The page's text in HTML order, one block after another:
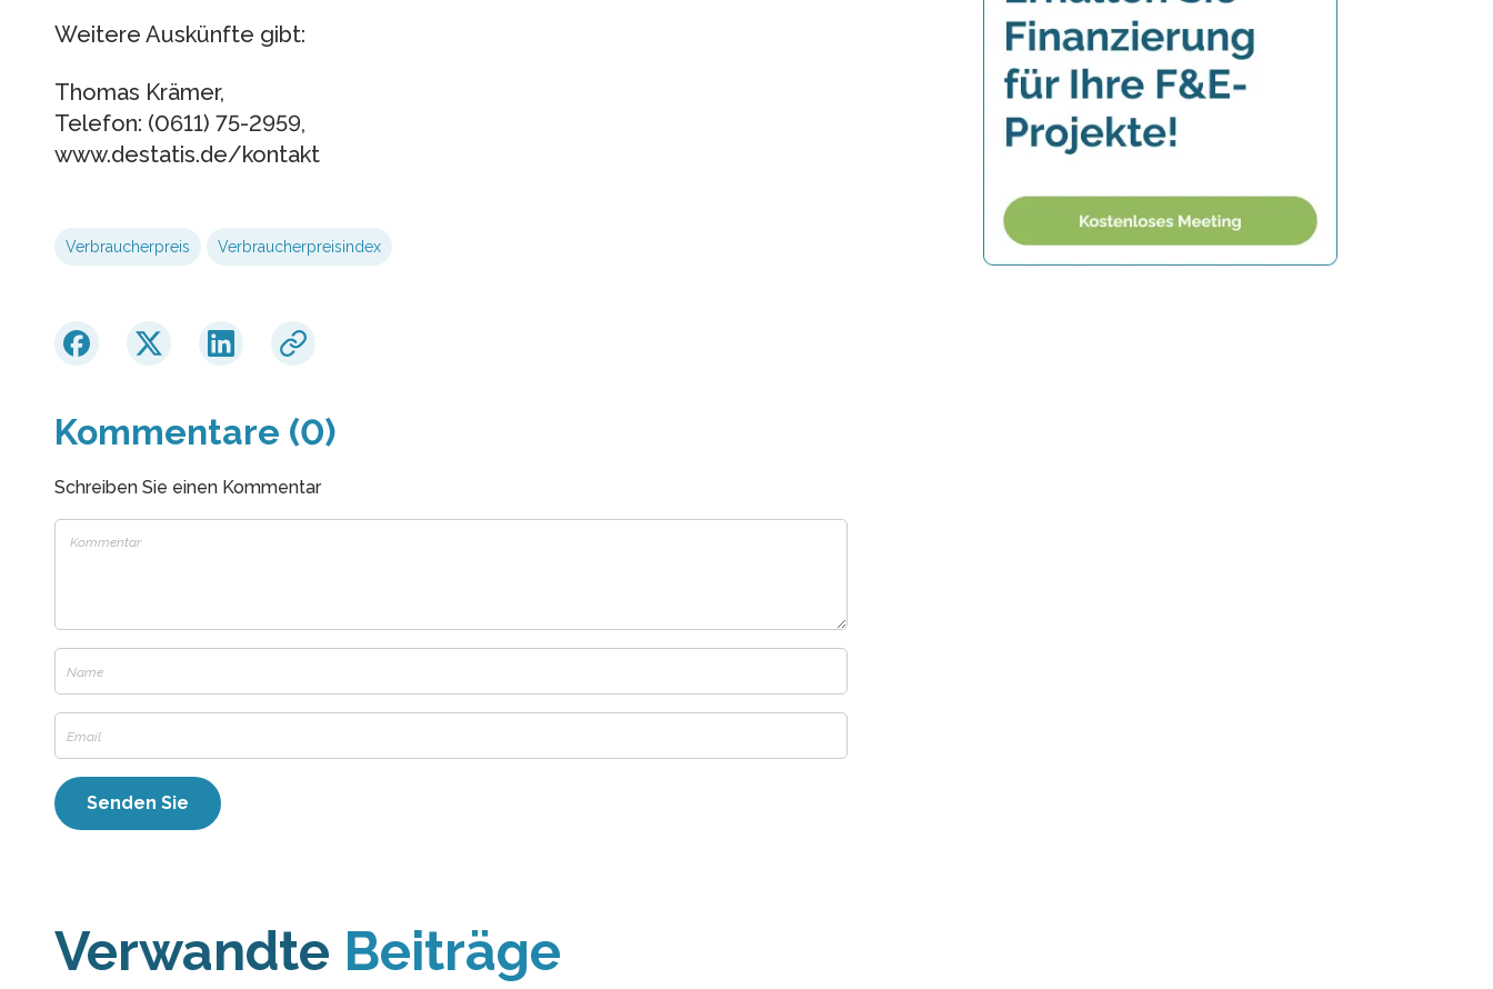
Weitere Auskünfte gibt:
Thomas Krämer,
Telefon: (0611) 75-2959,
www.destatis.de/kontakt
Verbraucherpreis Verbraucherpreisindex
Kommentare (0)
Schreiben Sie einen Kommentar
Verwandte Beiträge